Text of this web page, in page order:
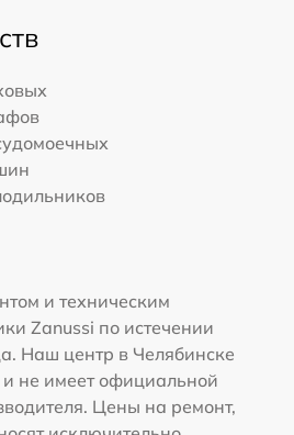
и техническим
Zanussi по истечении
Наш центр в Челябинске
и не имеет официальной
Цены на ремонт,